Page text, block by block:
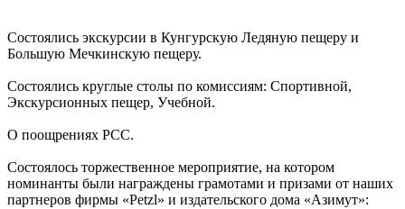
Состоялись экскурсии в Кунгурскую Ледяную пещеру и
Большую Мечкинскую пещеру.
Состоялись круглые столы по комиссиям: Спортивной,
Экскурсионных пещер, Учебной.
О поощрениях РСС.
Состоялось торжественное мероприятие, на котором
номинанты были награждены грамотами и призами от наших
партнеров фирмы «Petzl» и издательского дома «Азимут»: